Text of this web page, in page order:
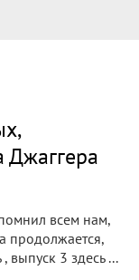
всем нам,
продолжается,
выпуск 3 здесь ...